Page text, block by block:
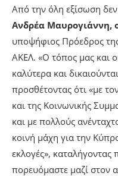
Από την όλη εξίσωση
Ανδρέα Μαυρογιάννη,
υποψήφιος Πρόεδρος
ΑΚΕΛ. «Ο τόπος μας και
καλύτερα και
προσθέτοντας ότι «με
και της Κοινωνικής
και με πολλούς
κοινή μάχη για την
εκλογές», καταλήγοντας
πορευόμαστε μαζί στον